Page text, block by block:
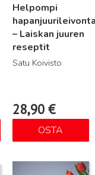
Helpompi
– Laiskan juuren
reseptit
Satu Koivisto
28,90 €
OSTA